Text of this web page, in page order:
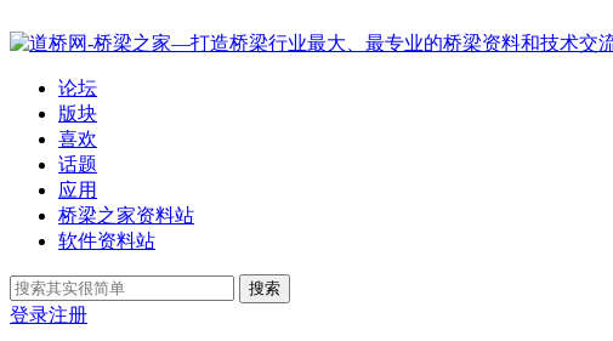
论坛
版块
喜欢
话题
应用
桥梁之家资料站
软件资料站
搜索
登录注册